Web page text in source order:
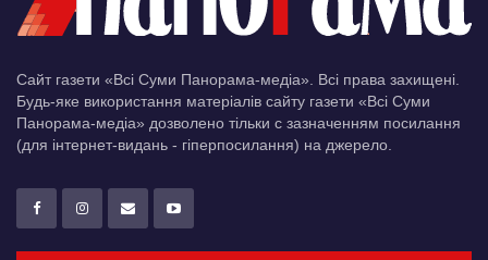
Сайт газети «Всі Суми Панорама-медіа». Всі права захищені.
Будь-яке використання матеріалів сайту газети «Всі Суми
Панорама-медіа» дозволено тільки c зазначенням посилання
(для інтернет-видань - гіперпосилання) на джерело.